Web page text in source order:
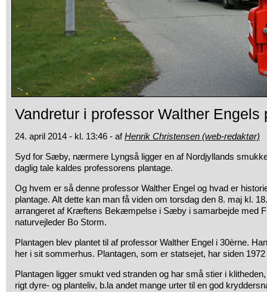
Vandretur i professor Walther Engels
24. april 2014 - kl. 13:46 - afHenrik Christensen (web-redaktør)
Syd for Sæby, nærmere Lyngså ligger en af Nordjyllands
daglig tale kaldes professorens plantage.
Og hvem er så denne professor Walther Engel og hvad er
plantage. Alt dette kan man få viden om torsdag den 8. maj kl.
arrangeret af Kræftens Bekæmpelse i Sæby i samarbejde med
naturvejleder Bo Storm.
Plantagen blev plantet til af professor Walther Engel i 30èrne.
her i sit sommerhus. Plantagen, som er statsejet, har siden
Plantagen ligger smukt ved stranden og har små stier i
rigt dyre- og planteliv, b.la andet mange urter til en god